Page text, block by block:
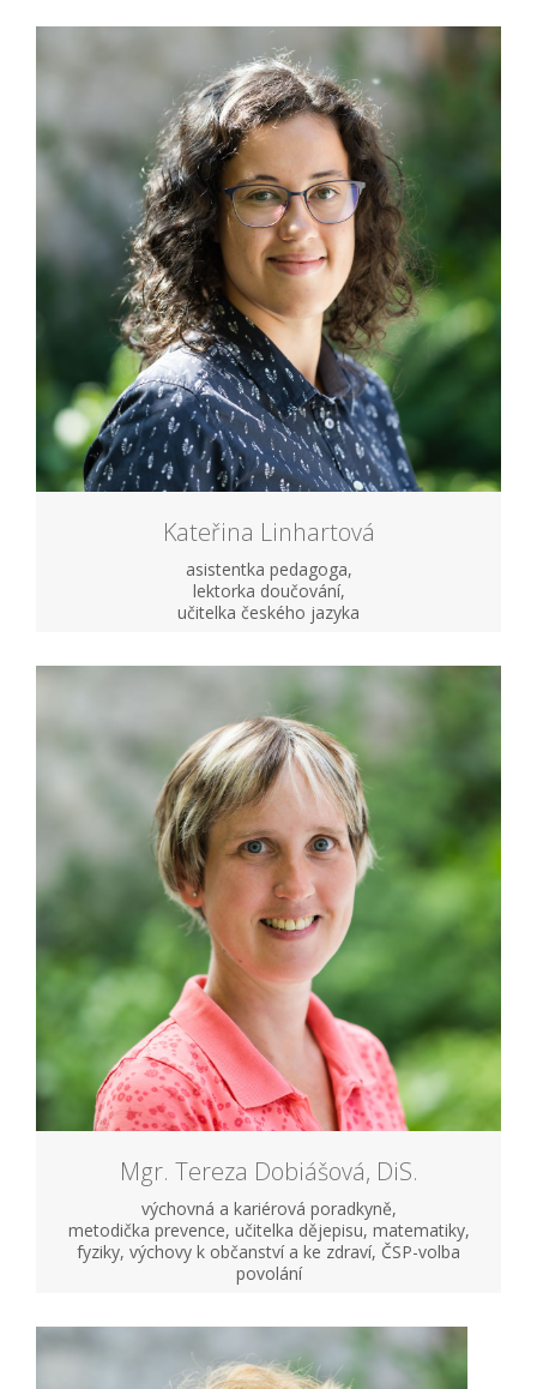
Kateřina Linhartová
asistentka pedagoga,
lektorka doučování,
učitelka českého jazyka
Mgr. Tereza Dobiášová, DiS.
výchovná a kariérová poradkyně,
metodička prevence, učitelka dějepisu, matematiky,
fyziky, výchovy k občanství a ke zdraví, ČSP-volba
povolání